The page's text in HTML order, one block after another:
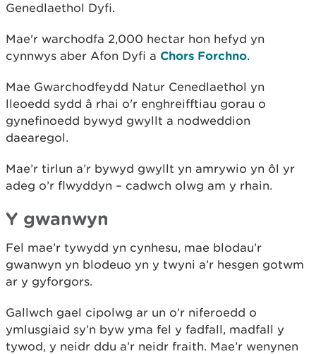
Genedlaethol Dyfi.
Mae'r warchodfa 2,000 hectar hon hefyd yn
cynnwys aber Afon Dyfi a Chors Forchno.
Mae Gwarchodfeydd Natur Cenedlaethol yn
lleoedd sydd â rhai o'r enghreifftiau gorau o
gynefinoedd bywyd gwyllt a nodweddion
daearegol.
Mae’r tirlun a’r bywyd gwyllt yn amrywio yn ôl yr
adeg o’r flwyddyn – cadwch olwg am y rhain.
Y gwanwyn
Fel mae’r tywydd yn cynhesu, mae blodau’r
gwanwyn yn blodeuo yn y twyni a’r hesgen gotwm
ar y gyforgors.
Gallwch gael cipolwg ar un o’r niferoedd o
ymlusgiaid sy’n byw yma fel y fadfall, madfall y
tywod, y neidr ddu a’r neidr fraith. Mae’r wenynen